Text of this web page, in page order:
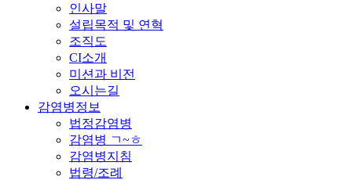
인사말
설립목적 및 연혁
조직도
CI소개
미션과 비전
오시는길
감염병정보
법정감염병
감염병 ㄱ~ㅎ
감염병지침
법령/조례